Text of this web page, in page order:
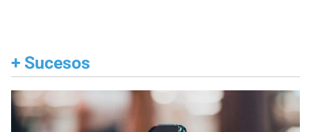
+ Sucesos